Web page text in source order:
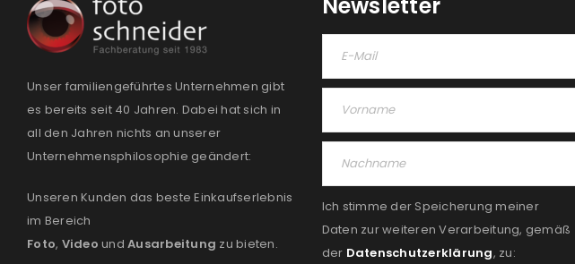
Unser familiengeführtes Unternehmen gibt
es bereits seit 40 Jahren. Dabei hat sich in
all den Jahren nichts an unserer
Unternehmensphilosophie geändert:
Unseren Kunden das beste Einkaufserlebnis
im Bereich
Foto, Video und Ausarbeitung zu bieten.
Newsletter
Ich stimme der Speicherung meiner
Daten zur weiteren Verarbeitung, gemäß
der Datenschutzerklärung, zu: